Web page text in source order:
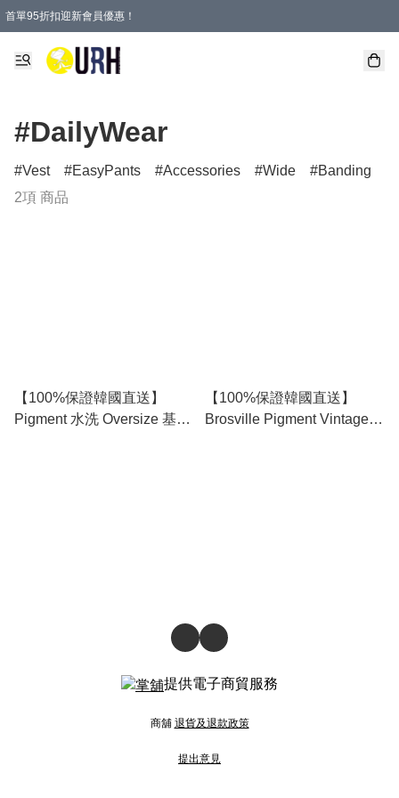
首單95折扣迎新會員優惠！
特選會員可享全單低至 95 折優惠！
單一訂單滿HKD600(澳門HKD800)包郵寄順豐送到家。
#DailyWear
Vest EasyPants Accessories Wide Banding
2項 商品
【100%保證韓國直送】
Pigment 水洗 Oversize 基本
【100%保證韓國直送】
Brosville Pigment Vintage
提供電子商貿服務
商舖 退貨及退款政策
提出意見